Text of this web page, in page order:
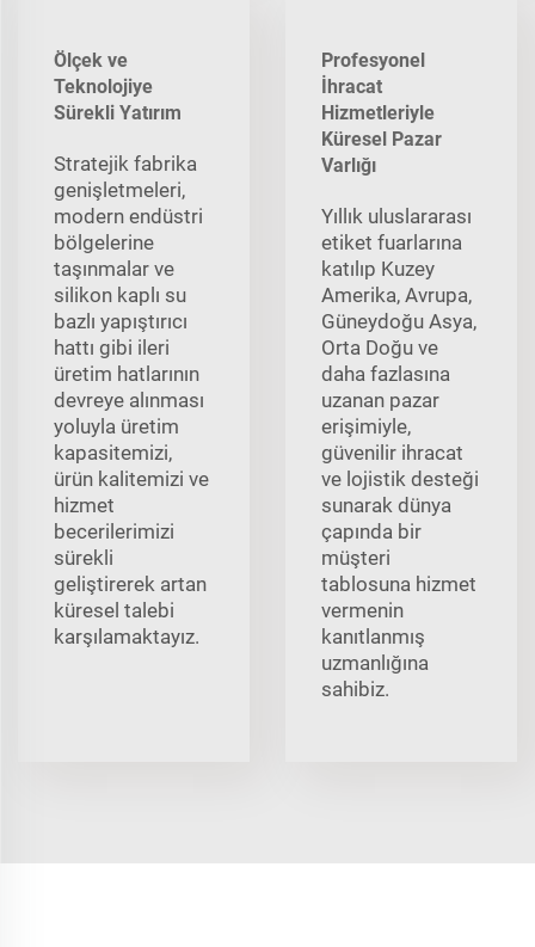
Ölçek ve
Teknolojiye
Sürekli Yatırım
Stratejik fabrika
genişletmeleri,
modern endüstri
bölgelerine
taşınmalar ve
silikon kaplı su
bazlı yapıştırıcı
hattı gibi ileri
üretim hatlarının
devreye alınması
yoluyla üretim
kapasitemizi,
ürün kalitemizi ve
hizmet
becerilerimizi
sürekli
geliştirerek artan
küresel talebi
karşılamaktayız.
Profesyonel
İhracat
Hizmetleriyle
Küresel Pazar
Varlığı
Yıllık uluslararası
etiket fuarlarına
katılıp Kuzey
Amerika, Avrupa,
Güneydoğu Asya,
Orta Doğu ve
daha fazlasına
uzanan pazar
erişimiyle,
güvenilir ihracat
ve lojistik desteği
sunarak dünya
çapında bir
müşteri
tablosuna hizmet
vermenin
kanıtlanmış
uzmanlığına
sahibiz.